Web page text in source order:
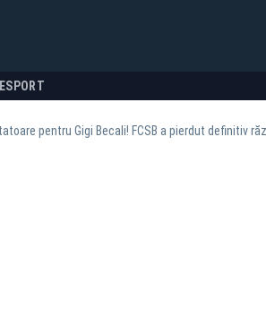
SPORT
pentru Gigi Becali! FCSB a pierdut definitiv